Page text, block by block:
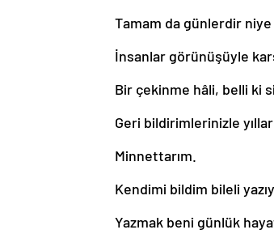
Tamam da günlerdir
İnsanlar görünüşüyle
Bir çekinme hâli, belli ki
Geri bildirimlerinizle
Minnettarım.
Kendimi bildim bileli
Yazmak beni günlük